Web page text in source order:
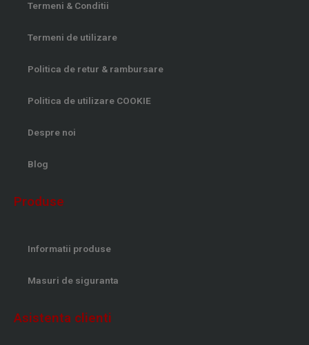
Termeni & Conditii
Termeni de utilizare
Politica de retur & rambursare
Politica de utilizare COOKIE
Despre noi
Blog
Produse
Informatii produse
Masuri de siguranta
Asistenta clienti